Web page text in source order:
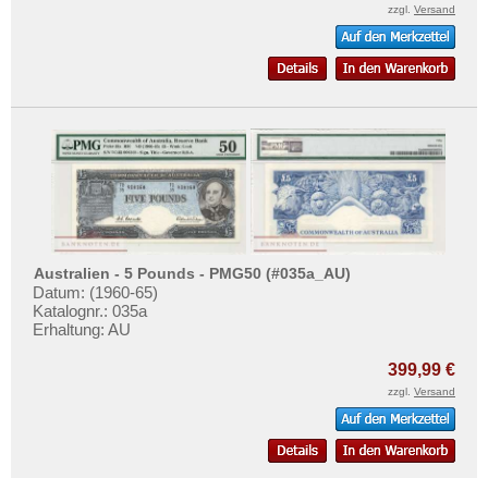
zzgl. Versand
Australien - 5 Pounds - PMG50 (#035a_AU)
Datum: (1960-65)
Katalognr.: 035a
Erhaltung: AU
399,99 €
zzgl. Versand